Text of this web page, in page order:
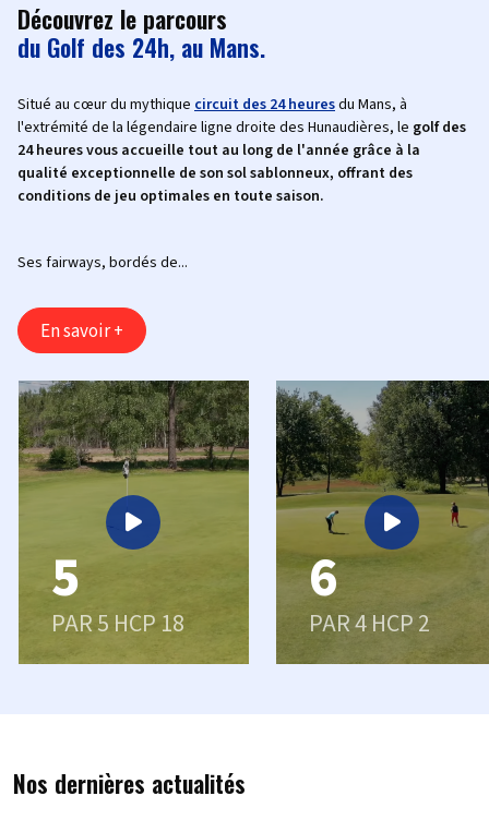
Découvrez le parcours
du Golf des 24h, au Mans.
Situé au cœur du mythique circuit des 24 heuresdu Mans, à
l'extrémité de la légendaire ligne droite des Hunaudières, le golf des
24 heures vous accueille tout au long de l'année grâce à la
qualité exceptionnelle de son sol sablonneux, offrant des
conditions de jeu optimales en toute saison.
Ses fairways, bordés de...
En savoir +
5
PAR 5 HCP 18
6
PAR 4 HCP 2
‹›
Nos dernières actualités